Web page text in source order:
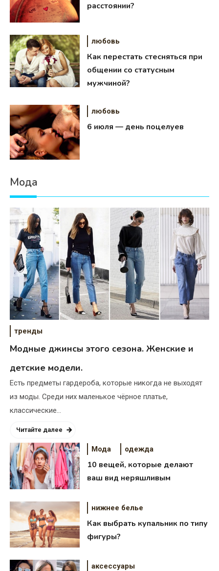
расстоянии?
любовь
Как перестать стесняться при
общении со статусным
мужчиной?
любовь
6 июля — день поцелуев
Мода
тренды
Модные джинсы этого сезона. Женские и
детские модели.
Есть предметы гардероба, которые никогда не выходят
из моды. Среди них маленькое чёрное платье,
классические…
Читайте далее
Мода одежда
10 вещей, которые делают
ваш вид неряшливым
нижнее белье
Как выбрать купальник по типу
фигуры?
аксессуары